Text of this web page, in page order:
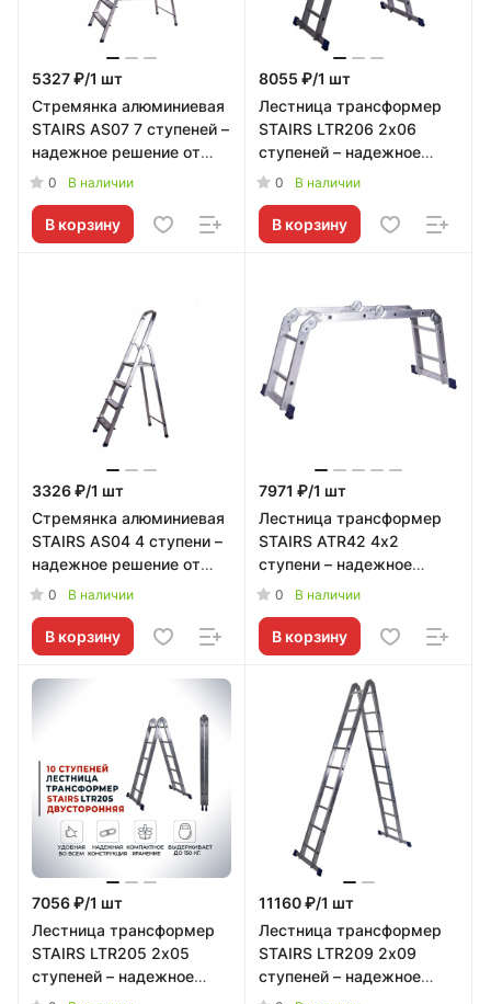
5327 ₽/1 шт
Стремянка алюминиевая
STAIRS AS07 7 ступеней –
надежное решение от
STAIRS
0 В наличии
В корзину
8055 ₽/1 шт
Лестница трансформер
STAIRS LTR206 2х06
ступеней – надежное
решение от STAIRS
0 В наличии
В корзину
3326 ₽/1 шт
Стремянка алюминиевая
STAIRS AS04 4 ступени –
надежное решение от
STAIRS
0 В наличии
В корзину
7971 ₽/1 шт
Лестница трансформер
STAIRS ATR42 4х2
ступени – надежное
решение от STAIRS
0 В наличии
В корзину
7056 ₽/1 шт
Лестница трансформер
STAIRS LTR205 2х05
ступеней – надежное
решение от STAIRS
11160 ₽/1 шт
Лестница трансформер
STAIRS LTR209 2х09
ступеней – надежное
решение от STAIRS